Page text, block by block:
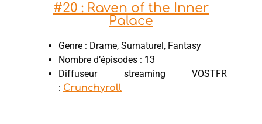
#20 : Raven of the Inner
Palace
Genre : Drame, Surnaturel, Fantasy
Nombre d’épisodes : 13
Diffuseur streaming VOSTFR
: Crunchyroll